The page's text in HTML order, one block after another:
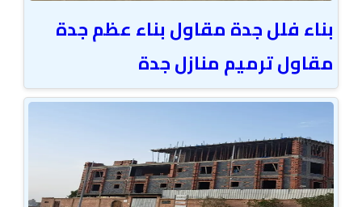
بناء فلل جدة مقاول بناء عظم جدة
مقاول ترميم منازل جدة